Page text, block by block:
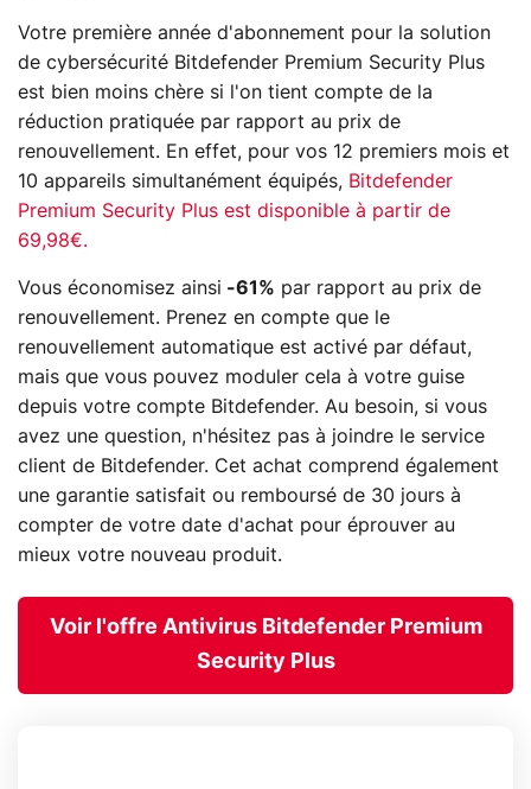
Votre première année d'abonnement pour la solution
de cybersécurité Bitdefender Premium Security Plus
est bien moins chère si l'on tient compte de la
réduction pratiquée par rapport au prix de
renouvellement. En effet, pour vos 12 premiers mois et
10 appareils simultanément équipés, Bitdefender
Premium Security Plus est disponible à partir de
69,98€.
Vous économisez ainsi -61% par rapport au prix de
renouvellement. Prenez en compte que le
renouvellement automatique est activé par défaut,
mais que vous pouvez moduler cela à votre guise
depuis votre compte Bitdefender. Au besoin, si vous
avez une question, n'hésitez pas à joindre le service
client de Bitdefender. Cet achat comprend également
une garantie satisfait ou remboursé de 30 jours à
compter de votre date d'achat pour éprouver au
mieux votre nouveau produit.
Voir l'offre Antivirus Bitdefender Premium
Security Plus